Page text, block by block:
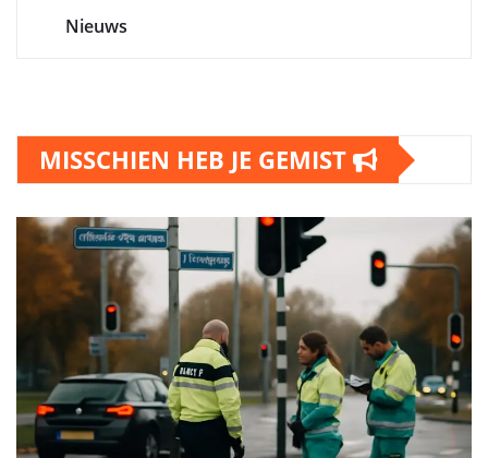
Nieuws
MISSCHIEN HEB JE GEMIST